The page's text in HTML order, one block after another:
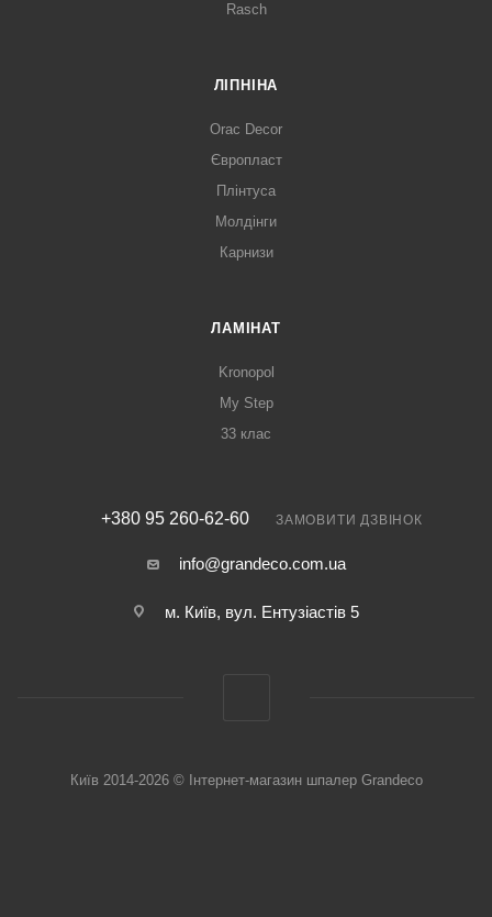
Rasch
ЛІПНІНА
Orac Decor
Європласт
Плінтуса
Молдінги
Карнизи
ЛАМІНАТ
Kronopol
My Step
33 клас
+380 95 260-62-60 ЗАМОВИТИ ДЗВІНОК
info@grandeco.com.ua
м. Київ, вул. Ентузіастів 5
Київ 2014-2026 © Інтернет-магазин шпалер Grandeco